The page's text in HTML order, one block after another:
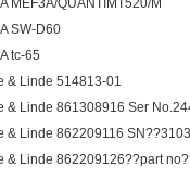
MEF3A/QUANTIMT520/M
SW-D60
tc-65
& Linde 514813-01
& Linde 861308916 Ser
& Linde 862209116
& Linde 862209126??part